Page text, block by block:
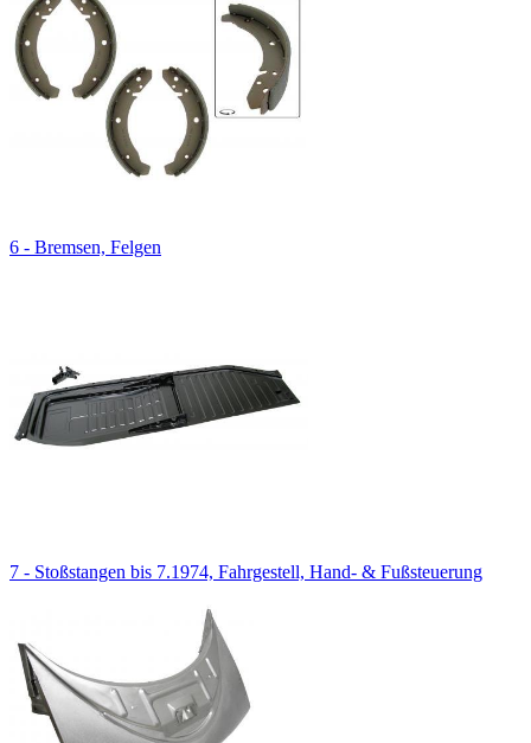
6 - Bremsen, Felgen
7 - Stoßstangen bis 7.1974, Fahrgestell, Hand- & Fußsteuerung